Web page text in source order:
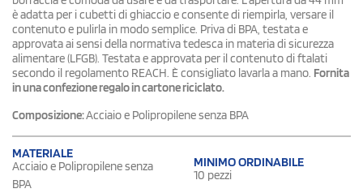
è adatta per i cubetti di ghiaccio e consente di riempirla, versare il
contenuto e pulirla in modo semplice. Priva di BPA, testata e
approvata ai sensi della normativa tedesca in materia di sicurezza
alimentare (LFGB). Testata e approvata per il contenuto di ftalati
secondo il regolamento REACH. È consigliato lavarla a mano. Fornita
in una confezione regalo in cartone riciclato.
Composizione:Acciaio e Polipropilene senza BPA
MATERIALE
Acciaio e Polipropilene senza
BPA
MINIMO ORDINABILE
10 pezzi